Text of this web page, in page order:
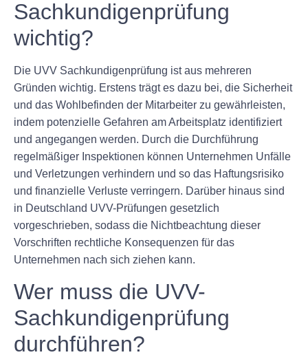
Sachkundigenprüfung
wichtig?
Die UVV Sachkundigenprüfung ist aus mehreren
Gründen wichtig. Erstens trägt es dazu bei, die Sicherheit
und das Wohlbefinden der Mitarbeiter zu gewährleisten,
indem potenzielle Gefahren am Arbeitsplatz identifiziert
und angegangen werden. Durch die Durchführung
regelmäßiger Inspektionen können Unternehmen Unfälle
und Verletzungen verhindern und so das Haftungsrisiko
und finanzielle Verluste verringern. Darüber hinaus sind
in Deutschland UVV-Prüfungen gesetzlich
vorgeschrieben, sodass die Nichtbeachtung dieser
Vorschriften rechtliche Konsequenzen für das
Unternehmen nach sich ziehen kann.
Wer muss die UVV-
Sachkundigenprüfung
durchführen?